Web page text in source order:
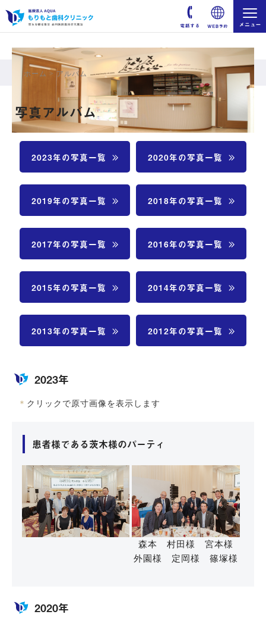
ホーム > アルバム
写真アルバム
2023年の写真一覧 2020年の写真一覧
2019年の写真一覧 2018年の写真一覧
2017年の写真一覧 2016年の写真一覧
2015年の写真一覧 2014年の写真一覧
2013年の写真一覧 2012年の写真一覧
2023年
＊ クリックで原寸画像を表示します
患者様である茨木様のパーティ
森本 村田様 宮本様
外園様 定岡様 篠塚様
2020年